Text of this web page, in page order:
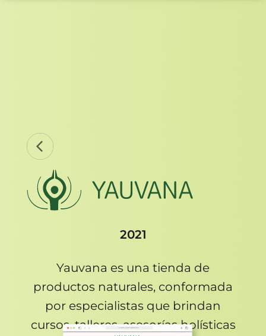
2021
Yauvana es una tienda de
productos naturales, conformada
por especialistas que brindan
cursos, talleres, asesorías holísticas